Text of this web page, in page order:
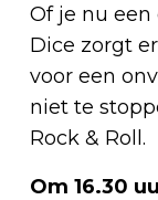
Of je nu een
Dice zorgt
voor een
niet te
Rock & Roll.
Om 16.30